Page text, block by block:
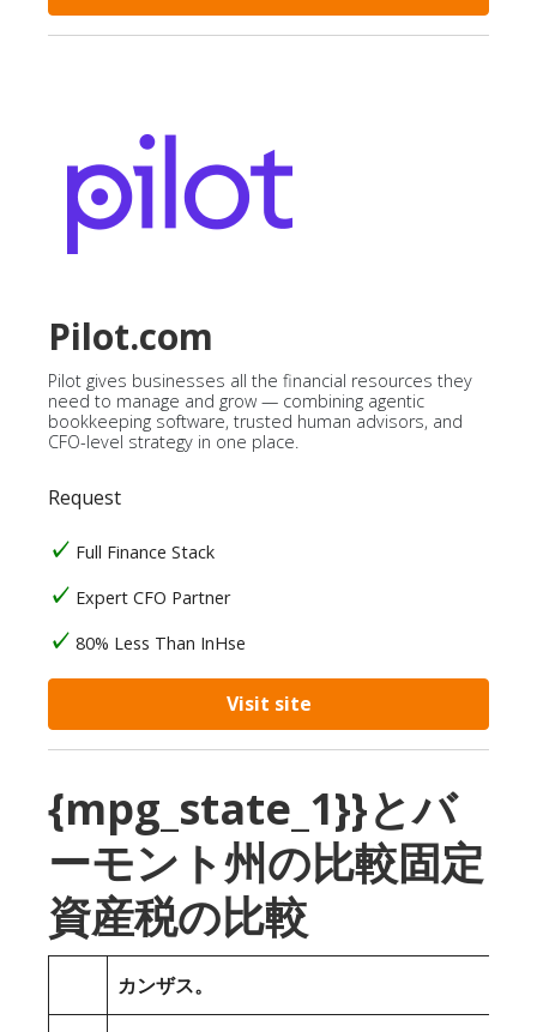
Pilot.com
Pilot gives businesses all the financial resources they
need to manage and grow — combining agentic
bookkeeping software, trusted human advisors, and
CFO-level strategy in one place.
Request
Full Finance Stack
Expert CFO Partner
80% Less Than InHse
Visit site
{mpg_state_1}}とバ
ーモント州の比較固定
資産税の比較
カンザス。